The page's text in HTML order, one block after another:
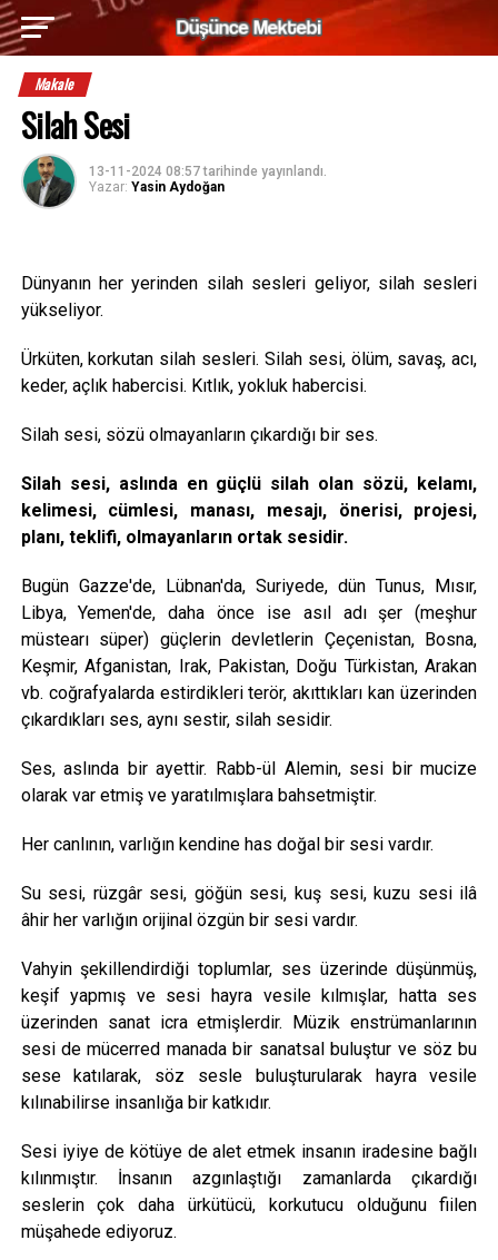
Makale
Silah Sesi
13-11-2024 08:57tarihinde yayınlandı.
Yazar: Yasin Aydoğan
Dünyanın her yerinden silah sesleri geliyor, silah sesleri
yükseliyor.
Ürküten, korkutan silah sesleri. Silah sesi, ölüm, savaş, acı,
keder, açlık habercisi. Kıtlık, yokluk habercisi.
Silah sesi, sözü olmayanların çıkardığı bir ses.
Silah sesi, aslında en güçlü silah olan sözü, kelamı,
kelimesi, cümlesi, manası, mesajı, önerisi, projesi,
planı, teklifi, olmayanların ortak sesidir.
Bugün Gazze'de, Lübnan'da, Suriyede, dün Tunus, Mısır,
Libya, Yemen'de, daha önce ise asıl adı şer (meşhur
müstearı süper) güçlerin devletlerin Çeçenistan, Bosna,
Keşmir, Afganistan, Irak, Pakistan, Doğu Türkistan, Arakan
vb. coğrafyalarda estirdikleri terör, akıttıkları kan üzerinden
çıkardıkları ses, aynı sestir, silah sesidir.
Ses, aslında bir ayettir. Rabb-ül Alemin, sesi bir mucize
olarak var etmiş ve yaratılmışlara bahsetmiştir.
Her canlının, varlığın kendine has doğal bir sesi vardır.
Su sesi, rüzgâr sesi, göğün sesi, kuş sesi, kuzu sesi ilâ
âhir her varlığın orijinal özgün bir sesi vardır.
Vahyin şekillendirdiği toplumlar, ses üzerinde düşünmüş,
keşif yapmış ve sesi hayra vesile kılmışlar, hatta ses
üzerinden sanat icra etmişlerdir. Müzik enstrümanlarının
sesi de mücerred manada bir sanatsal buluştur ve söz bu
sese katılarak, söz sesle buluşturularak hayra vesile
kılınabilirse insanlığa bir katkıdır.
Sesi iyiye de kötüye de alet etmek insanın iradesine bağlı
kılınmıştır. İnsanın azgınlaştığı zamanlarda çıkardığı
seslerin çok daha ürkütücü, korkutucu olduğunu fiilen
müşahede ediyoruz.